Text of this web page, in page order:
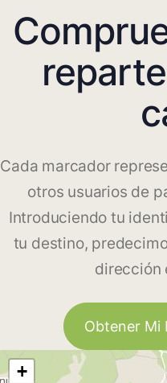
Cada marcador
otros usuarios de
Introduciendo tu
tu destino,
dirección
Obtener Mi
+